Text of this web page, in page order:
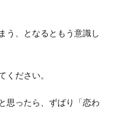
う、となるともう意識し
ください。
思ったら、ずばり「恋わ